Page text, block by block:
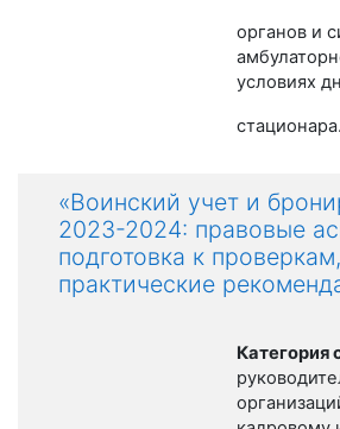
органов и
условиях
стационара.
«Воинский учет и
2023-2024: правовые
подготовка к проверкам,
практические
Категория